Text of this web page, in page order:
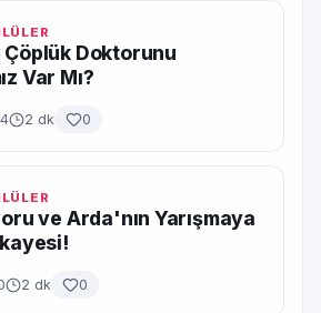
Çöplük Doktorunu
Var Mı?
2 dk 0
ve Arda'nın Yarışmaya
2 dk 0